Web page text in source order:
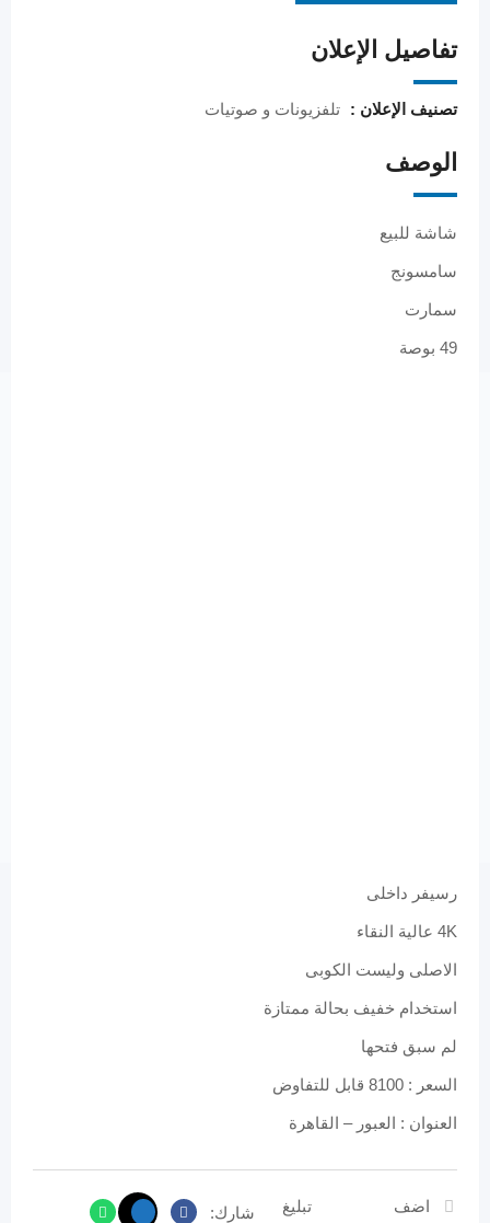
تفاصيل الإعلان
تصنيف الإعلان : تلفزيونات و صوتيات
الوصف
شاشة للبيع
سامسونج
سمارت
49 بوصة
رسيفر داخلى
4K عالية النقاء
الاصلى وليست الكوبى
استخدام خفيف بحالة ممتازة
لم سبق فتحها
السعر : 8100 قابل للتفاوض
العنوان : العبور – القاهرة
اضف
تبليغ شارك: